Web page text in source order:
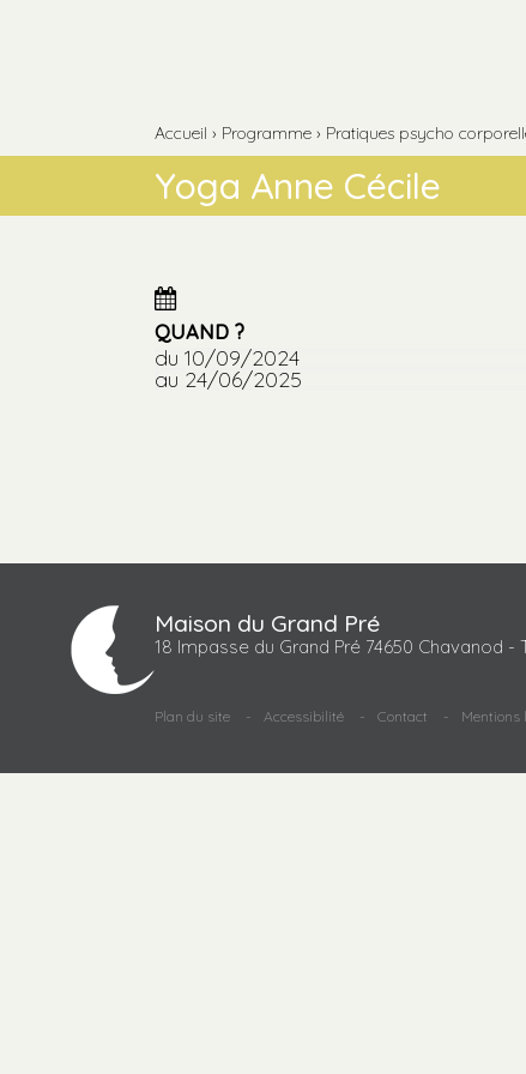
Accueil › Programme › Pratiques psycho
Yoga Anne Cécile
QUAND ?
du 10/09/2024
au 24/06/2025
Maison du Grand Pré
18 Impasse du Grand Pré 74650 Chavanod -
Plan du site Accessibilité Contact Mentions